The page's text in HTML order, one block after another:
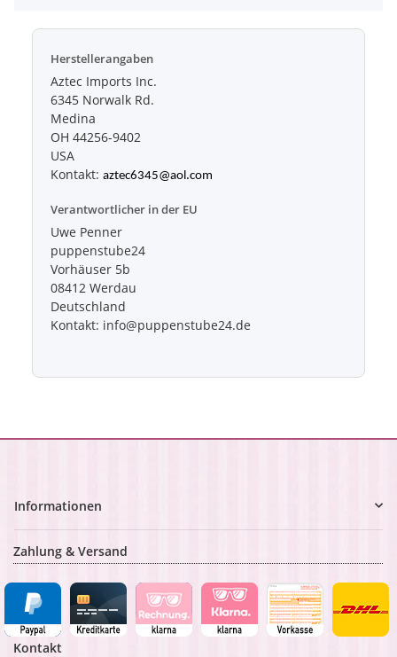
Herstellerangaben
Aztec Imports Inc.
6345 Norwalk Rd.
Medina
OH 44256-9402
USA
Kontakt: aztec6345@aol.com
Verantwortlicher in der EU
Uwe Penner
puppenstube24
Vorhäuser 5b
08412 Werdau
Deutschland
Kontakt: info@puppenstube24.de
Informationen
Zahlung & Versand
Kontakt